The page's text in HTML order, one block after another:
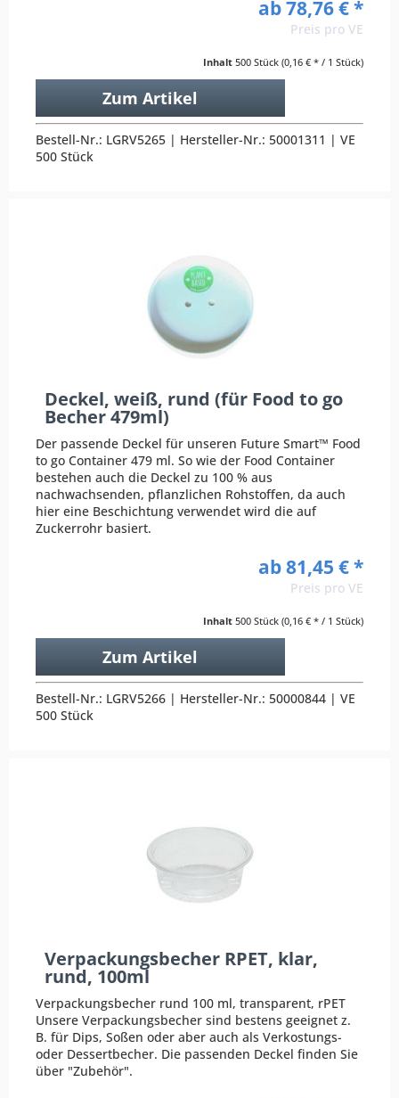
ab 78,76 € *
Preis pro VE
Inhalt 500 Stück (0,16 € * / 1 Stück)
Zum Artikel
Bestell-Nr.: LGRV5265 | Hersteller-Nr.: 50001311 | VE
500 Stück
Deckel, weiß, rund (für Food to go
Becher 479ml)
Der passende Deckel für unseren Future Smart™ Food
to go Container 479 ml. So wie der Food Container
bestehen auch die Deckel zu 100 % aus
nachwachsenden, pflanzlichen Rohstoffen, da auch
hier eine Beschichtung verwendet wird die auf
Zuckerrohr basiert.
ab 81,45 € *
Preis pro VE
Inhalt 500 Stück (0,16 € * / 1 Stück)
Zum Artikel
Bestell-Nr.: LGRV5266 | Hersteller-Nr.: 50000844 | VE
500 Stück
Verpackungsbecher RPET, klar,
rund, 100ml
Verpackungsbecher rund 100 ml, transparent, rPET
Unsere Verpackungsbecher sind bestens geeignet z.
B. für Dips, Soßen oder aber auch als Verkostungs-
oder Dessertbecher. Die passenden Deckel finden Sie
über "Zubehör".